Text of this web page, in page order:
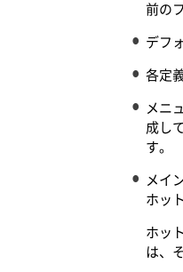
前の
デフ
各定
メニ
成し
す。
メイ
ホッ
ホッ
は、